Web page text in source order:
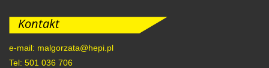
Kontakt
e-mail: malgorzata@hepi.pl
Tel: 501 036 706